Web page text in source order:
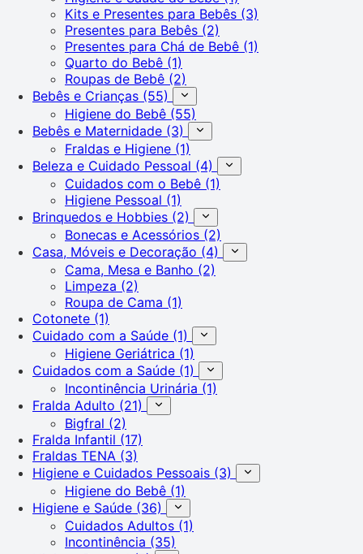
Kits e Presentes para Bebês (3)
Presentes para Bebês (2)
Presentes para Chá de Bebê (1)
Quarto do Bebê (1)
Roupas de Bebê (2)
Bebês e Crianças (55)
Higiene do Bebê (55)
Bebês e Maternidade (3)
Fraldas e Higiene (1)
Beleza e Cuidado Pessoal (4)
Cuidados com o Bebê (1)
Higiene Pessoal (1)
Brinquedos e Hobbies (2)
Bonecas e Acessórios (2)
Casa, Móveis e Decoração (4)
Cama, Mesa e Banho (2)
Limpeza (2)
Roupa de Cama (1)
Cotonete (1)
Cuidado com a Saúde (1)
Higiene Geriátrica (1)
Cuidados com a Saúde (1)
Incontinência Urinária (1)
Fralda Adulto (21)
Bigfral (2)
Fralda Infantil (17)
Fraldas TENA (3)
Higiene e Cuidados Pessoais (3)
Higiene do Bebê (1)
Higiene e Saúde (36)
Cuidados Adultos (1)
Incontinência (35)